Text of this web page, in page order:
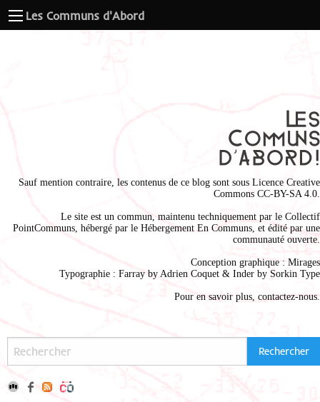
Les Communs d'Abord
Sauf mention contraire, les contenus de ce blog sont sous Licence Creative
Commons CC-BY-SA 4.0
Le site est un commun, maintenu techniquement par le Collectif
PointCommuns , hébergé par le Hébergement En Communs , et édité par une
communauté ouverte.
Conception graphique : Mirages
Typographie : Farray by Adrien Coquet & Inder by Sorkin Type
Pour en savoir plus, contactez-nous